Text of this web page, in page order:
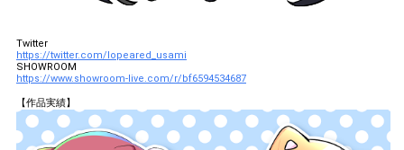
Twitter
https://twitter.com/lopeared_usami
SHOWROOM
https://www.showroom-live.com/r/bf6594534687
【作品実績】